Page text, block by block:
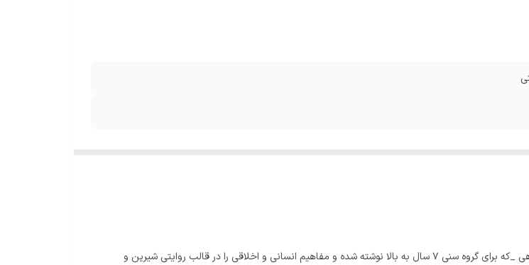
گرگ زخمی داستانی آموزنده و سرشار از احساس به قلم اینجانب_ علیرضا ملکی سورکوهی _که برای گروه سنی ۷ سال به بالا نوشته شده و مفاهیم انسانی و اخلاقی را در قالب روایتی شیرین و